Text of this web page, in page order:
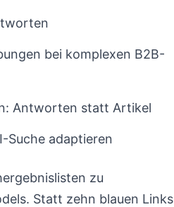
bei komplexen B2B-
Antworten statt Artikel
Suche adaptieren
zu
Statt zehn blauen Links